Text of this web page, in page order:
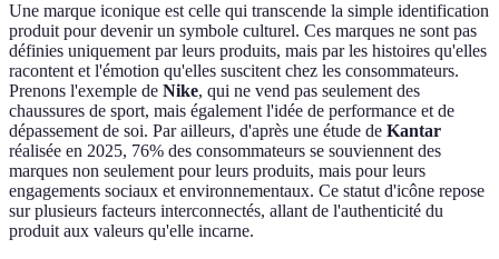
Une marque iconique est celle qui transcende la simple identification
produit pour devenir un symbole culturel. Ces marques ne sont pas
définies uniquement par leurs produits, mais par les histoires qu'elles
racontent et l'émotion qu'elles suscitent chez les consommateurs.
Prenons l'exemple de Nike, qui ne vend pas seulement des
chaussures de sport, mais également l'idée de performance et de
dépassement de soi. Par ailleurs, d'après une étude de Kantar
réalisée en 2025, 76% des consommateurs se souviennent des
marques non seulement pour leurs produits, mais pour leurs
engagements sociaux et environnementaux. Ce statut d'icône repose
sur plusieurs facteurs interconnectés, allant de l'authenticité du
produit aux valeurs qu'elle incarne.